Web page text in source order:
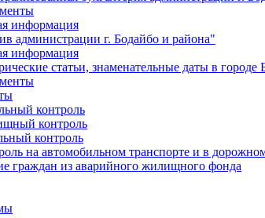
информация
администрации г. Бодайбо и района"
информация
статьи, знаменательные даты в городе
контроль
контроль
контроль
на автомобильном транспорте и в
граждан из аварийного жилищного фонда